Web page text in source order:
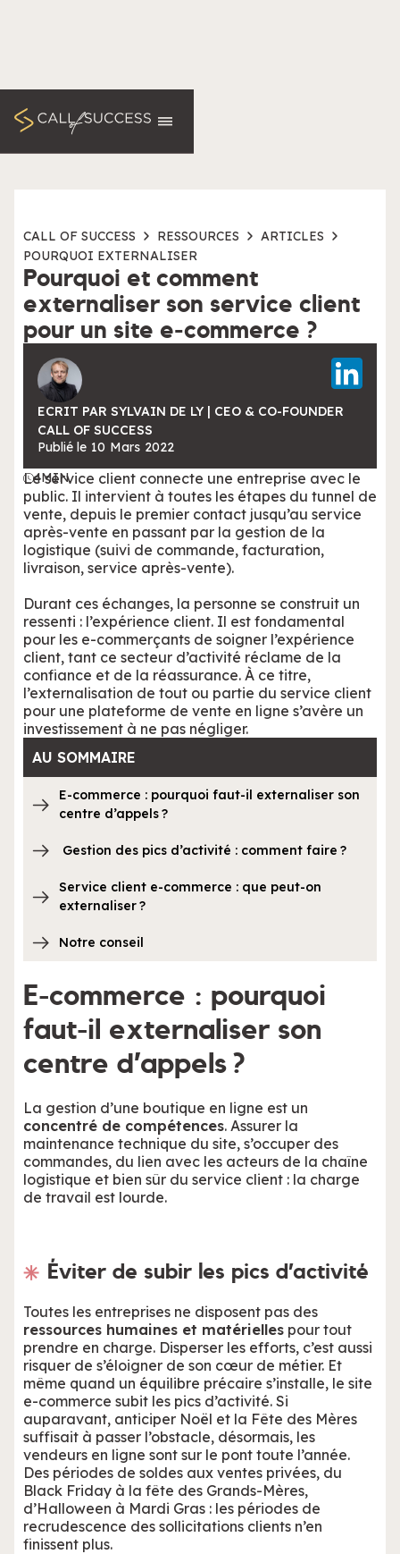
CALL OF SUCCESS RESSOURCES
ARTICLES
POURQUOI EXTERNALISER
Pourquoi et comment
externaliser son service client
pour un site e-commerce ?
ECRIT PAR SYLVAIN DE LY | CEO & CO-FOUNDER
CALL OF SUCCESS
Publié le 10 Mars 2022
4MIN
Le service client connecte une entreprise avec le
public. Il intervient à toutes les étapes du tunnel de
vente, depuis le premier contact jusqu’au service
après-vente en passant par la gestion de la
logistique (suivi de commande, facturation,
livraison, service après-vente).
Durant ces échanges, la personne se construit un
ressenti : l’expérience client. Il est fondamental
pour les e-commerçants de soigner l’expérience
client, tant ce secteur d’activité réclame de la
confiance et de la réassurance. À ce titre,
l’externalisation de tout ou partie du service client
pour une plateforme de vente en ligne s’avère un
investissement à ne pas négliger.
AU SOMMAIRE
E-commerce : pourquoi faut-il externaliser son
centre d’appels ?
Gestion des pics d’activité : comment faire ?
Service client e-commerce : que peut-on
externaliser ?
Notre conseil
E-commerce : pourquoi
faut-il externaliser son
centre d’appels ?
La gestion d’une boutique en ligne est un
concentré de compétences. Assurer la
maintenance technique du site, s’occuper des
commandes, du lien avec les acteurs de la chaîne
logistique et bien sûr du service client : la charge
de travail est lourde.
Éviter de subir les pics d’activité
Toutes les entreprises ne disposent pas des
ressources humaines et matérielles pour tout
prendre en charge. Disperser les efforts, c’est aussi
risquer de s’éloigner de son cœur de métier. Et
même quand un équilibre précaire s’installe, le site
e-commerce subit les pics d’activité. Si
auparavant, anticiper Noël et la Fête des Mères
suffisait à passer l’obstacle, désormais, les
vendeurs en ligne sont sur le pont toute l’année.
Des périodes de soldes aux ventes privées, du
Black Friday à la fête des Grands-Mères,
d’Halloween à Mardi Gras : les périodes de
recrudescence des sollicitations clients n’en
finissent plus.